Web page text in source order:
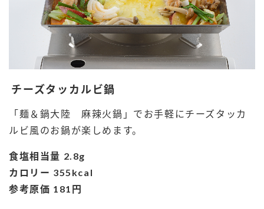
チーズタッカルビ鍋
「麺＆鍋大陸 麻辣火鍋」でお手軽にチーズタッカ
ルビ風のお鍋が楽しめます。
食塩相当量 2.8g
カロリー 355kcal
参考原価 181円